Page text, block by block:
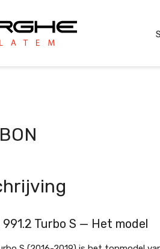
Turbo S — Het model